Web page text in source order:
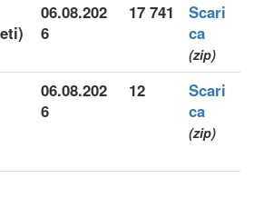
06.08.202
6
17 741
Scari
ca
(zip)
06.08.202
6
12
Scari
ca
(zip)